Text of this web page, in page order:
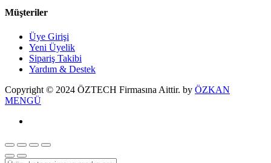
Müşteriler
Üye Girişi
Yeni Üyelik
Sipariş Takibi
Yardım & Destek
Copyright © 2024 ÖZTECH Firmasına Aittir. by ÖZKAN
MENGÜ